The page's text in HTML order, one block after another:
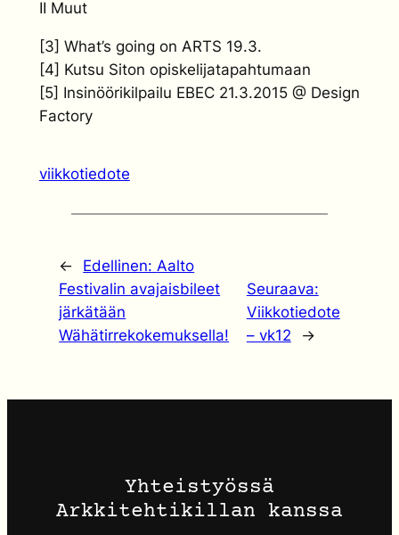
II Muut
[3] What’s going on ARTS 19.3.
[4] Kutsu Siton opiskelijatapahtumaan
[5] Insinöörikilpailu EBEC 21.3.2015 @ Design
Factory
viikkotiedote
← Edellinen:Aalto
Festivalin avajaisbileet
järkätään
Wähätirrekokemuksella!
Seuraava:
Viikkotiedote
– vk12
→
Yhteistyössä
Arkkitehtikillan kanssa